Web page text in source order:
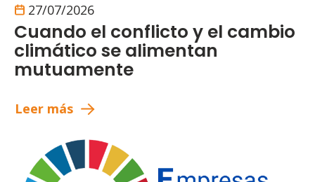
27/07/2026
Cuando el conflicto y el cambio
climático se alimentan
mutuamente
Leer más